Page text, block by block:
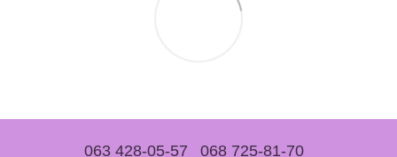
063 428-05-57 068 725-81-70